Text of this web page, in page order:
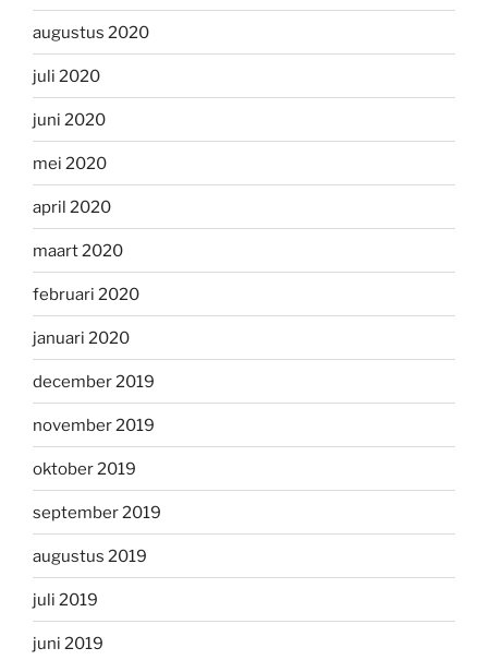
augustus 2020
juli 2020
juni 2020
mei 2020
april 2020
maart 2020
februari 2020
januari 2020
december 2019
november 2019
oktober 2019
september 2019
augustus 2019
juli 2019
juni 2019